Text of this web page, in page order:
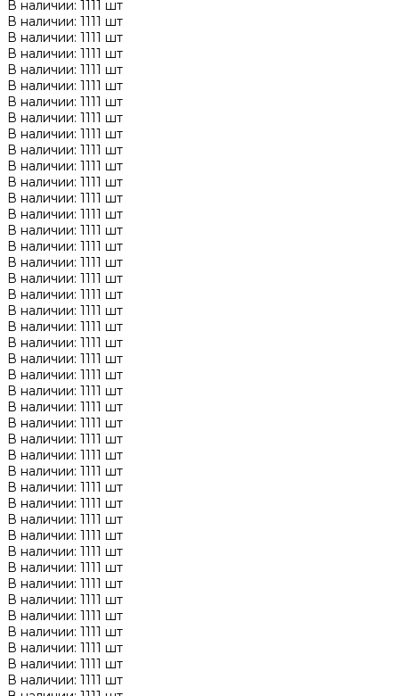
В наличии: 1111 шт
В наличии: 1111 шт
В наличии: 1111 шт
В наличии: 1111 шт
В наличии: 1111 шт
В наличии: 1111 шт
В наличии: 1111 шт
В наличии: 1111 шт
В наличии: 1111 шт
В наличии: 1111 шт
В наличии: 1111 шт
В наличии: 1111 шт
В наличии: 1111 шт
В наличии: 1111 шт
В наличии: 1111 шт
В наличии: 1111 шт
В наличии: 1111 шт
В наличии: 1111 шт
В наличии: 1111 шт
В наличии: 1111 шт
В наличии: 1111 шт
В наличии: 1111 шт
В наличии: 1111 шт
В наличии: 1111 шт
В наличии: 1111 шт
В наличии: 1111 шт
В наличии: 1111 шт
В наличии: 1111 шт
В наличии: 1111 шт
В наличии: 1111 шт
В наличии: 1111 шт
В наличии: 1111 шт
В наличии: 1111 шт
В наличии: 1111 шт
В наличии: 1111 шт
В наличии: 1111 шт
В наличии: 1111 шт
В наличии: 1111 шт
В наличии: 1111 шт
В наличии: 1111 шт
В наличии: 1111 шт
В наличии: 1111 шт
В наличии: 1111 шт